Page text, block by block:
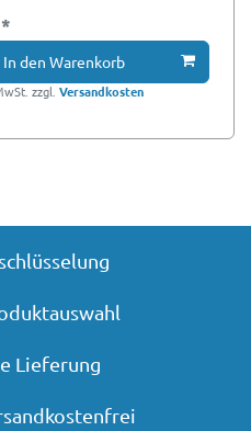
In den Warenkorb
zzgl.Versandkosten
Lieferung